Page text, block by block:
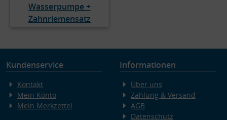
Wasserpumpe +
Zahnriemensatz
Kundenservice
Kontakt
Mein Konto
Mein Merkzettel
Informationen
Über uns
Zahlung & Versand
AGB
Datenschutz